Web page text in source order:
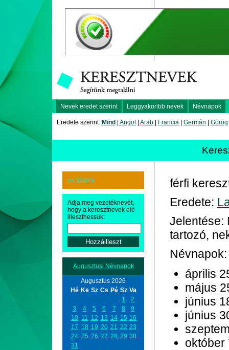
Nevek eredet szerint Leggyakoribb nevek Névnapok
Eredete szerint: Mind Angol Arab| Francia| Germán Görög
<< Vissza
Adja meg vezetéknevét,
hogy a keresztnevek elé
illeszthessük:
Augusztusi Névnapok
Augusztus 2026
Hé Ke Sz Cs Pé Sz Va
1
2
3
4 5 6 7 8
9
10 11 12 13 14 15 16
17 18 19 20 21 22 23
24 25 26 27 28 29 30
31
férfi
Eredete:
Jelentése:
tartozó,
Névnapok:
április
május
június
június
október